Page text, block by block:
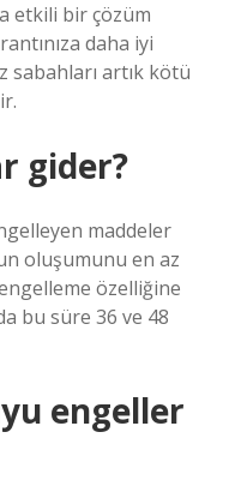
etkili bir çözüm
daha iyi
sabahları artık kötü
gider?
maddeler
oluşumunu en az
özelliğine
bu süre 36 ve 48
engeller